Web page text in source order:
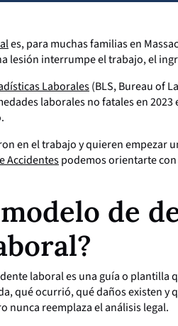
es, para muchas familias en
lesión interrumpe el trabajo, el
Laborales(BLS, Bureau of
laborales no fatales en 2023
en el trabajo y quieren ​​empezar
Accidentespodemos orientarte
de
laboral es una guía o plantilla
qué ocurrió, qué daños existen y
nunca reemplaza el análisis legal.
22 Jul
Los
un